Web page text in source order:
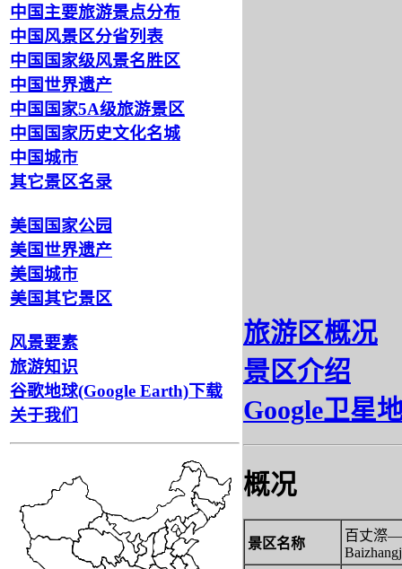
中国主要旅游景点分布
中国风景区分省列表
中国国家级风景名胜区
中国世界遗产
中国国家5A级旅游景区
中国国家历史文化名城
中国城市
其它景区名录
美国国家公园
美国世界遗产
美国城市
美国其它景区
风景要素
旅游知识
谷歌地球(Google Earth)下载
关于我们
旅游区概况
景区介绍
Google卫星
概况
景区名称
百丈漈